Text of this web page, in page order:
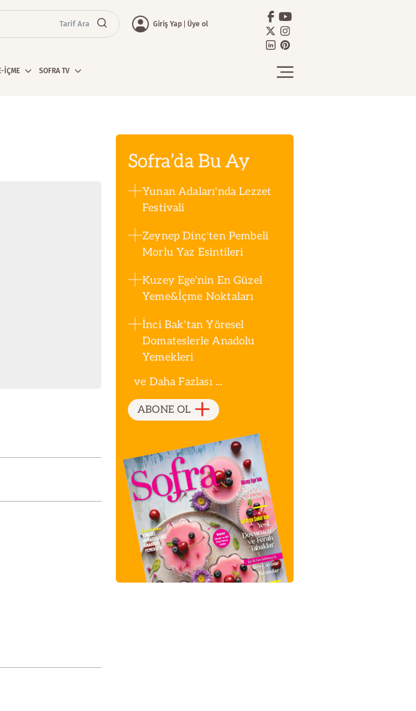
Tarif Ara Giriş Yap Üye ol
İÇME SOFRA TV
Sofra’da Bu Ay
Yunan Adaları'nda Lezzet
Festivali
Zeynep Dinç'ten Pembeli
Morlu Yaz Esintileri
Kuzey Ege'nin En Güzel
Yeme&İçme Noktaları
İnci Bak'tan Yöresel
Domateslerle Anadolu
Yemekleri
ve Daha Fazlası ...
ABONE OL